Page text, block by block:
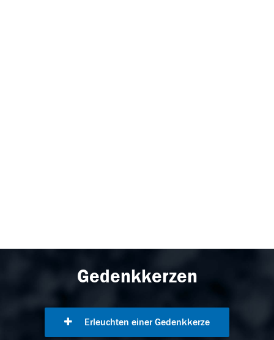
Gedenkkerzen
Erleuchten einer Gedenkkerze